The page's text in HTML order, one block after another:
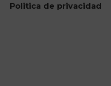
Politica de privacidad